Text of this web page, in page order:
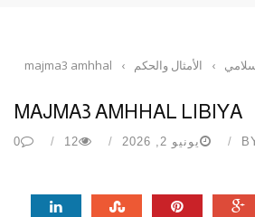
› الأمثال والحكم ›
majma3 amhhal
MAJMA3 AMHHAL LIBIYA
يونيو 2, 2026 12
0